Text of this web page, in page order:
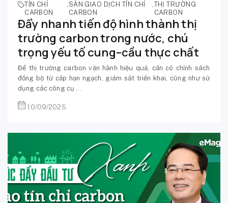
TÍN CHỈ
CARBON
,SÀN GIAO DỊCH TÍN CHỈ
CARBON
,THỊ TRƯỜNG
CARBON
Đẩy nhanh tiến độ hình thành thị
trường carbon trong nước, chú
trọng yếu tố cung–cầu thực chất
Để thị trường carbon vận hành hiệu quả, cần có chính sách
đồng bộ từ cấp hạn ngạch, giám sát triển khai, cũng như sử
dụng các công cụ ...
10/09/2025